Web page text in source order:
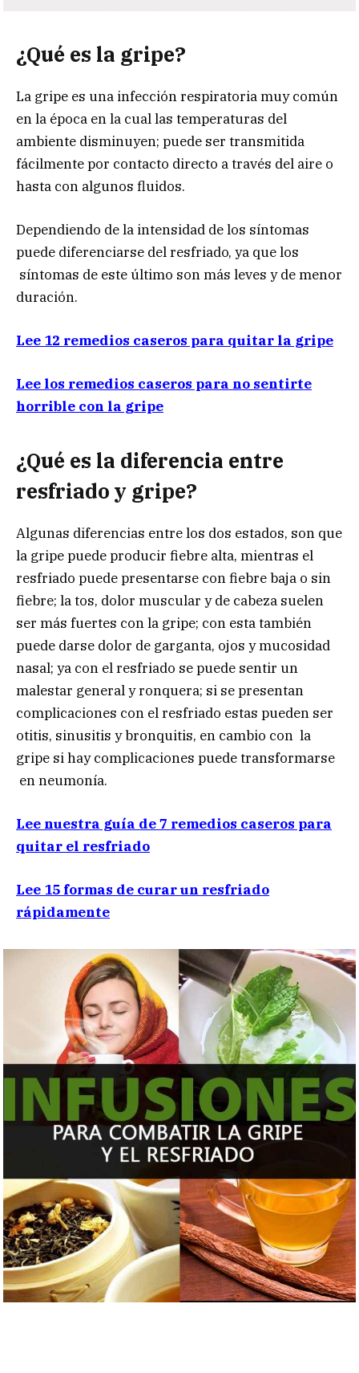
¿Qué es la gripe?
La gripe es una infección respiratoria muy común
en la época en la cual las temperaturas del
ambiente disminuyen; puede ser transmitida
fácilmente por contacto directo a través del aire o
hasta con algunos fluidos.
Dependiendo de la intensidad de los síntomas
puede diferenciarse del resfriado, ya que los
síntomas de este último son más leves y de menor
duración.
Lee 12 remedios caseros para quitar la gripe
Lee los remedios caseros para no sentirte
horrible con la gripe
¿Qué es la diferencia entre
resfriado y gripe?
Algunas diferencias entre los dos estados, son que
la gripe puede producir fiebre alta, mientras el
resfriado puede presentarse con fiebre baja o sin
fiebre; la tos, dolor muscular y de cabeza suelen
ser más fuertes con la gripe; con esta también
puede darse dolor de garganta, ojos y mucosidad
nasal; ya con el resfriado se puede sentir un
malestar general y ronquera; si se presentan
complicaciones con el resfriado estas pueden ser
otitis, sinusitis y bronquitis, en cambio con la
gripe si hay complicaciones puede transformarse
en neumonía.
Lee nuestra guía de 7 remedios caseros para
quitar el resfriado
Lee 15 formas de curar un resfriado
rápidamente